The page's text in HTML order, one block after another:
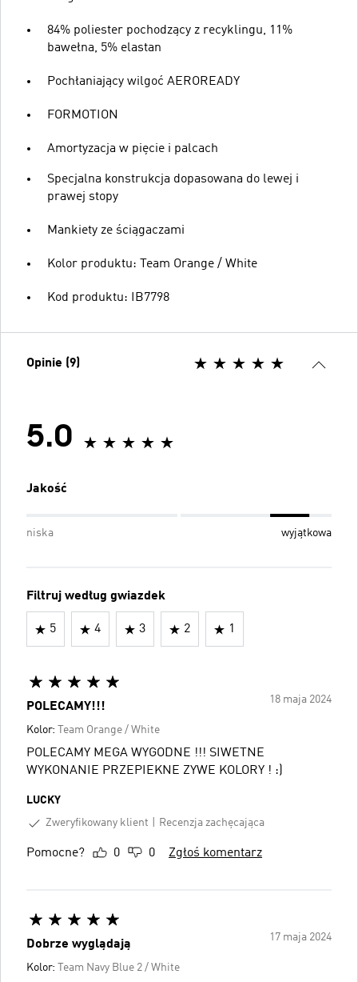
84% poliester pochodzący z recyklingu, 11%
bawełna, 5% elastan
Pochłaniający wilgoć AEROREADY
FORMOTION
Amortyzacja w pięcie i palcach
Specjalna konstrukcja dopasowana do lewej i
prawej stopy
Mankiety ze ściągaczami
Kolor produktu: Team Orange / White
Kod produktu: IB7798
Opinie (9)
5.0
Jakość
niska wyjątkowa
Filtruj według gwiazdek
5 4 3 2 1
18 maja 2024
POLECAMY!!!
Kolor: Team Orange / White
POLECAMY MEGA WYGODNE !!! SIWETNE
WYKONANIE PRZEPIEKNE ZYWE KOLORY ! :)
LUCKY
Zweryfikowany klient
Recenzja zachęcająca
Pomocne? 0 0 Zgłoś komentarz
17 maja 2024
Dobrze wyglądają
Kolor: Team Navy Blue 2 / White